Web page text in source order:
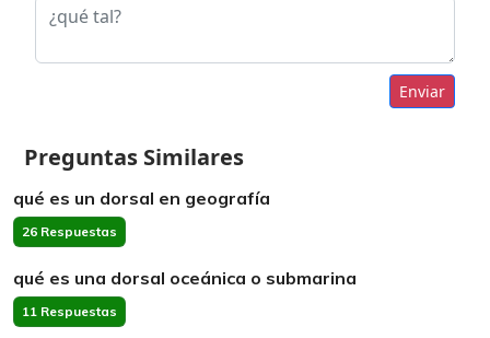
Enviar
Preguntas Similares
qué es un dorsal en geografía
26 Respuestas
qué es una dorsal oceánica o submarina
11 Respuestas